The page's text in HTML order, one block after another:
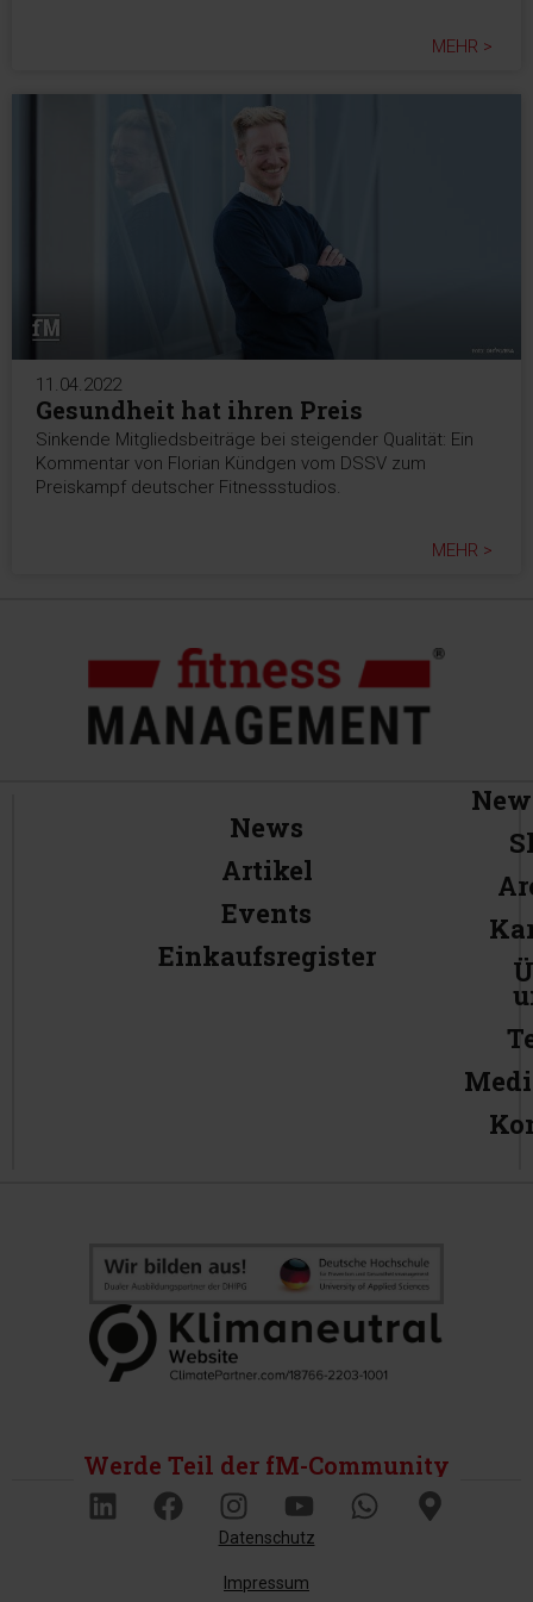
MEHR >
11.04.2022
Gesundheit hat ihren Preis
Sinkende Mitgliedsbeiträge bei steigender Qualität: Ein
Kommentar von Florian Kündgen vom DSSV zum
Preiskampf deutscher Fitnessstudios.
MEHR >
News
Artikel
Events
Einkaufsregister
Werde Teil der fM-Community
Datenschutz
Impressum